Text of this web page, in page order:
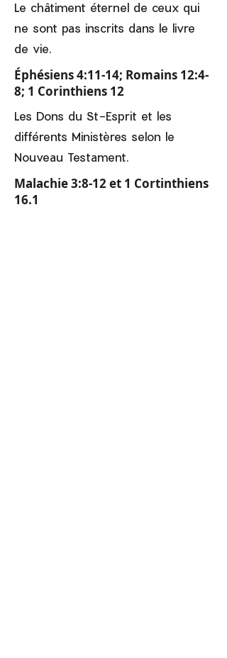
Le châtiment éternel de ceux qui
ne sont pas inscrits dans le livre
de vie.
Éphésiens 4:11-14; Romains 12:4-
8; 1 Corinthiens 12
Les Dons du St-Esprit et les
différents Ministères selon le
Nouveau Testament.
Malachie 3:8-12 et 1 Cortinthiens
16.1